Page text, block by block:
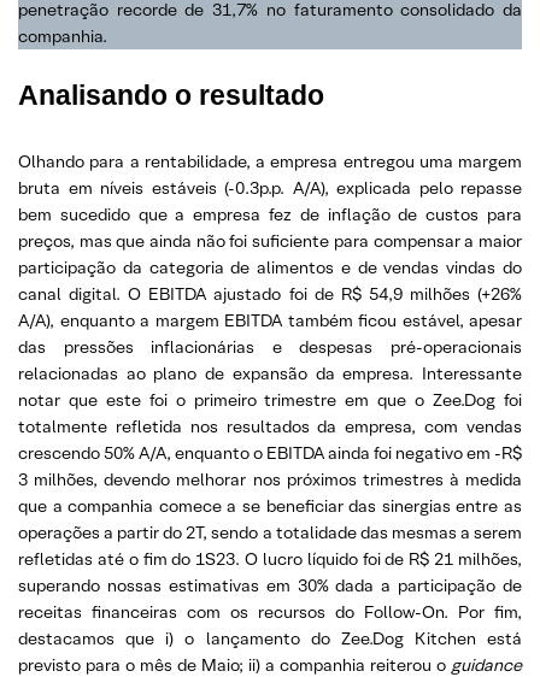
penetração recorde de 31,7% no faturamento consolidado da
companhia.
Analisando o resultado
Olhando para a rentabilidade, a empresa entregou uma margem
bruta em níveis estáveis (-0.3p.p. A/A), explicada pelo repasse
bem sucedido que a empresa fez de inflação de custos para
preços, mas que ainda não foi suficiente para compensar a maior
participação da categoria de alimentos e de vendas vindas do
canal digital. O EBITDA ajustado foi de R$ 54,9 milhões (+26%
A/A), enquanto a margem EBITDA também ficou estável, apesar
das pressões inflacionárias e despesas pré-operacionais
relacionadas ao plano de expansão da empresa. Interessante
notar que este foi o primeiro trimestre em que o Zee.Dog foi
totalmente refletida nos resultados da empresa, com vendas
crescendo 50% A/A, enquanto o EBITDA ainda foi negativo em -R$
3 milhões, devendo melhorar nos próximos trimestres à medida
que a companhia comece a se beneficiar das sinergias entre as
operações a partir do 2T, sendo a totalidade das mesmas a serem
refletidas até o fim do 1S23. O lucro líquido foi de R$ 21 milhões,
superando nossas estimativas em 30% dada a participação de
receitas financeiras com os recursos do Follow-On. Por fim,
destacamos que i) o lançamento do Zee.Dog Kitchen está
previsto para o mês de Maio; ii) a companhia reiterou o guidance